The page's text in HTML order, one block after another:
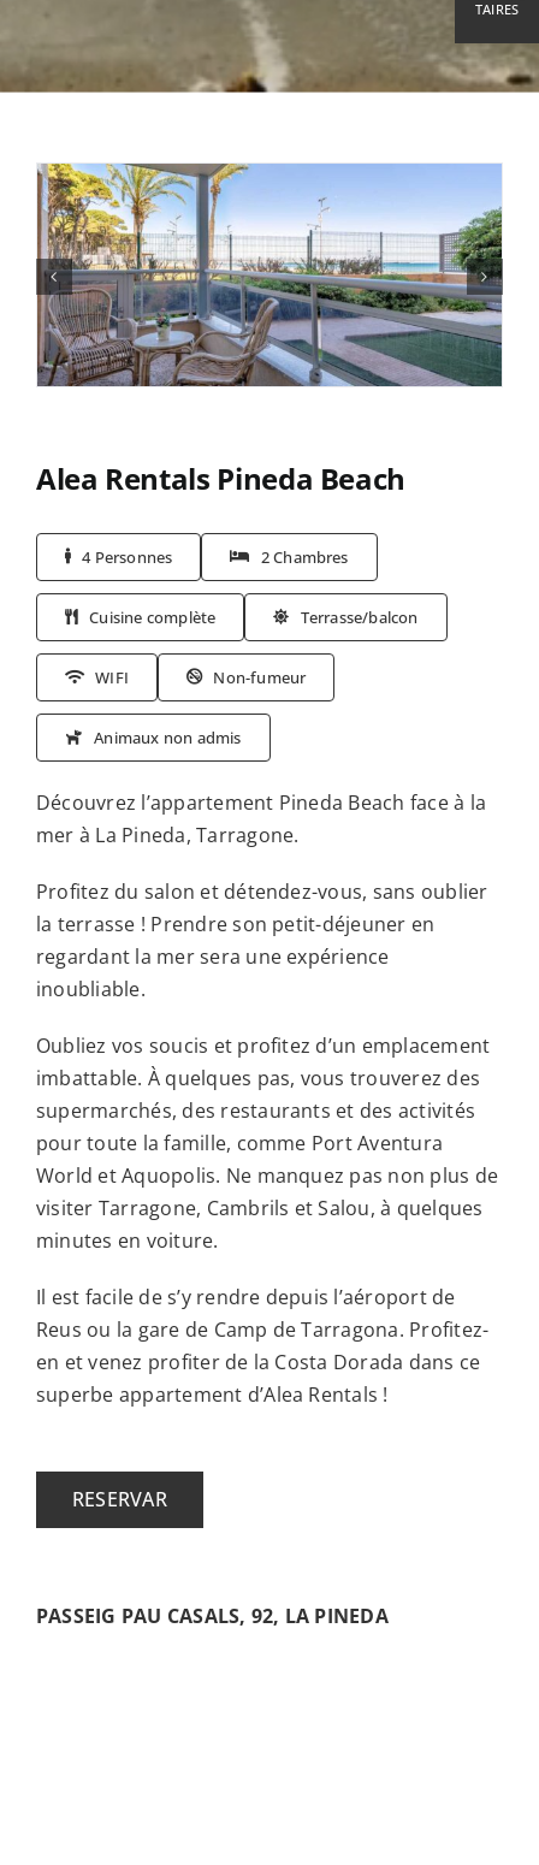
TAIRES
Alea Rentals Pineda Beach
4 Personnes 2 Chambres
Cuisine complète Terrasse/balcon
WIFI Non-fumeur
Animaux non admis
Découvrez l’appartement Pineda Beach face à la
mer à La Pineda, Tarragone.
Profitez du salon et détendez-vous, sans oublier
la terrasse ! Prendre son petit-déjeuner en
regardant la mer sera une expérience
inoubliable.
Oubliez vos soucis et profitez d’un emplacement
imbattable. À quelques pas, vous trouverez des
supermarchés, des restaurants et des activités
pour toute la famille, comme Port Aventura
World et Aquopolis. Ne manquez pas non plus de
visiter Tarragone, Cambrils et Salou, à quelques
minutes en voiture.
Il est facile de s’y rendre depuis l’aéroport de
Reus ou la gare de Camp de Tarragona. Profitez-
en et venez profiter de la Costa Dorada dans ce
superbe appartement d’Alea Rentals !
RESERVAR
PASSEIG PAU CASALS, 92, LA PINEDA